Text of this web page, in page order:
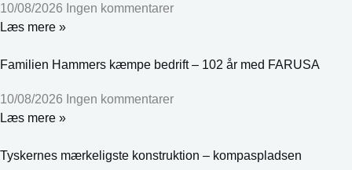
10/08/2026 Ingen kommentarer
Læs mere »
Familien Hammers kæmpe bedrift – 102 år med FARUSA
10/08/2026 Ingen kommentarer
Læs mere »
Tyskernes mærkeligste konstruktion – kompaspladsen